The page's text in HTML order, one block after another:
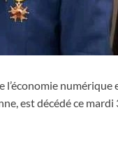
l’économie
est décédé ce